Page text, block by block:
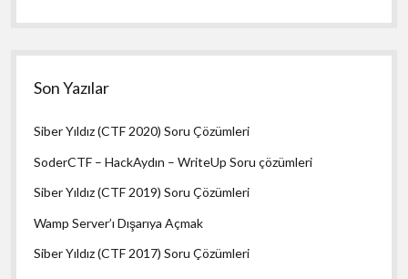
Son Yazılar
Siber Yıldız (CTF 2020) Soru Çözümleri
SoderCTF – HackAydın – WriteUp Soru çözümleri
Siber Yıldız (CTF 2019) Soru Çözümleri
Wamp Server’ı Dışarıya Açmak
Siber Yıldız (CTF 2017) Soru Çözümleri